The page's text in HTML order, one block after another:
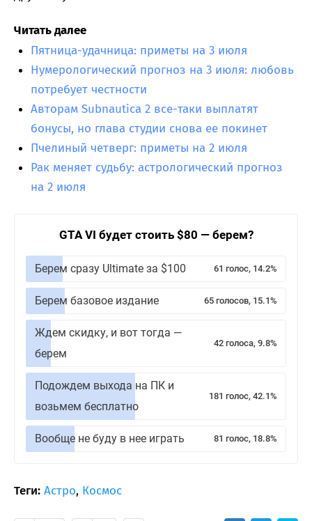
Читать далее
Пятница-удачница: приметы на 3 июля
Нумерологический прогноз на 3 июля: любовь
потребует честности
Авторам Subnautica 2 все-таки выплатят
бонусы, но глава студии снова ее покинет
Пчелиный четверг: приметы на 2 июля
Рак меняет судьбу: астрологический прогноз
на 2 июля
GTA VI будет стоить $80 — берем?
Берем сразу Ultimate за $100 61 голос, 14.2%
Берем базовое издание 65 голосов, 15.1%
Ждем скидку, и вот тогда —
берем
42 голоса, 9.8%
Подождем выхода на ПК и
возьмем бесплатно
181 голос, 42.1%
Вообще не буду в нее играть 81 голос, 18.8%
Теги: Астро, Космос